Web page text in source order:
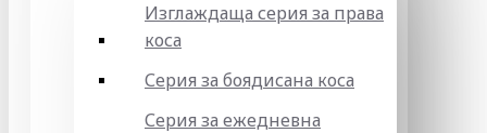
Изглаждаща серия за права
коса
Серия за боядисана коса
Серия за ежедневна